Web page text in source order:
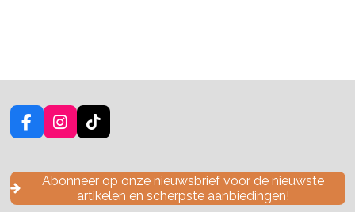
F
a
e
o
I
n
t
a
g
T
i
T
o
k
Abonneer op onze nieuwsbrief voor de nieuwste
artikelen en scherpste aanbiedingen!